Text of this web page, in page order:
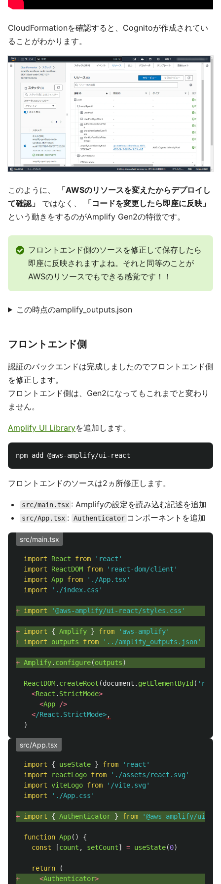
CloudFormationを確認すると、Cognitoが作成されてい
ることがわかります。
このように、
「AWSのリソースを変えたからデプロイし
て確認」
ではなく、
「コードを変更したら即座に反映」
という動きをするのがAmplify Gen2の特徴です。
フロントエンド側のソースを修正して保存したら
即座に反映されますよね。それと同等のことが
AWSのリソースでもできる感覚です！！
この時点のamplify_outputs.json
フロントエンド側
認証のバックエンドは完成しましたのでフロントエンド側
を修正します。
フロントエンド側は、Gen2になってもこれまでと変わり
ません。
Amplify UI Libraryを追加します。
フロントエンドのソースは2ヵ所修正します。
src/main.tsx : Amplifyの設定を読み込む記述を追加
src/App.tsx : Authenticator コンポーネントを追加
src/main.tsx
import React from ' react '
import
ReactDOM from ' react-dom/client '
import App from ' ./App.tsx'
import
' ./index.css '
+ import '@aws-amplify/ui-react/styles.css '
+ import { Amplify } from ' aws-amplify'
+ import outputs from ' ../amplify_outputs.json'
+ Amplify. configure(outputs)
ReactDOM. createRoot (document . getElementById ( ' root
<React . StrictMode>
<App
/>
</React.StrictMode>,
)
src/App.tsx
import { useState } from ' react '
import
reactLogo from ' ./assets/react.svg '
import viteLogo from ' /vite.svg '
import
' ./App.css '
+ import { Authenticator } from '@aws-amplify/ui-
function App()
{
const
[count , setCount] = useState(0)
return
(
+
<Authenticator>